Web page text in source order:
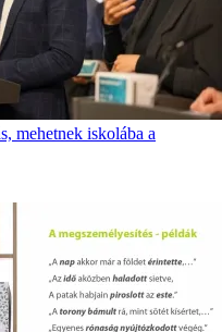
mehetnek iskolába a